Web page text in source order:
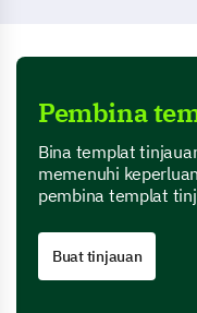
Pembina
Bina templat
memenuhi
pembina templat
Buat tinjauan